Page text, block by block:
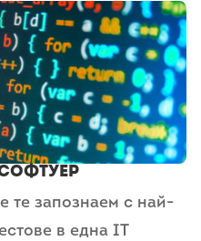
те запознаем с най-
в една IT